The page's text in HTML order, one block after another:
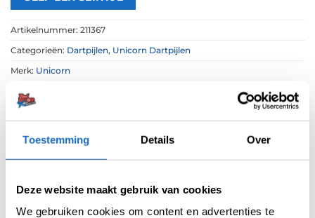
Toestemming Details Over
Deze website maakt gebruik van cookies
We gebruiken cookies om content en advertenties te
Artikelnummer: 211367
Categorieën: Dartpijlen, Unicorn Dartpijlen
Merk: Unicorn